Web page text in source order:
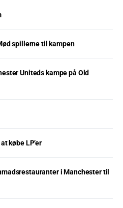
spillerne til kampen
Uniteds kampe på Old
købe LP’er
i Manchester til